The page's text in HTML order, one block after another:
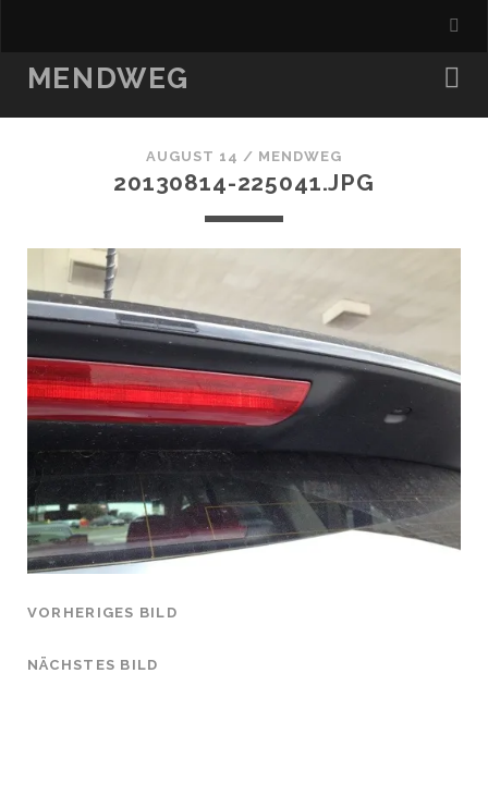
MENDWEG
AUGUST 14 / MENDWEG
20130814-225041.JPG
VORHERIGES BILD
NÄCHSTES BILD